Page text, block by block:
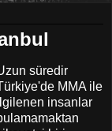
süredir
MMA ile
insanlar